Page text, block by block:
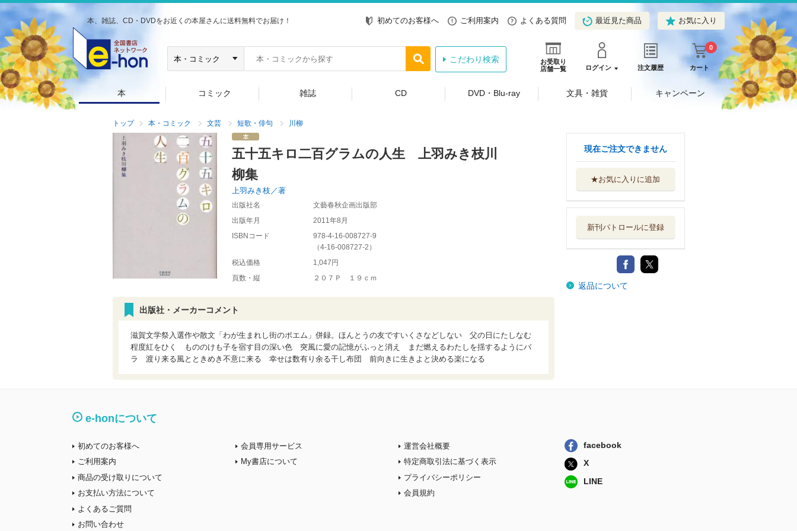
本、雑誌、CD・DVDをお近くの本屋さんに送料無料でお届け！ 初めてのお客様へ ご利用案内 よくある質問 最近見た商品 お気に入り
お受取り
店舗一覧
ログイン 注文履歴 カート
0
こだわり検索
本 コミック 雑誌 CD DVD・Blu-ray 文具・雑貨 キャンペーン
トップ 本・コミック 文芸 短歌・俳句 川柳
五十五キロ二百グラムの人生 上羽みき枝川
柳集
上羽みき枝／著
出版社名
文藝春秋企画出版部
出版年月
2011年8月
ISBNコード
978-4-16-008727-9
（4-16-008727-2 ）
税込価格
1,047円
頁数・縦
２０７Ｐ １９ｃｍ
出版社・メーカーコメント
滋賀文学祭入選作や散文「わが生まれし街のポエム」併録。ほんとうの友ですいくさなどしない 父の日にたしなむ
程度紅をひく もののけも子を宿す目の深い色 突風に愛の記憶がふっと消え まだ燃えるわたしを揺するようにバ
ラ 渡り来る風とときめき不意に来る 幸せは数有り余る干し布団 前向きに生きよと決める楽になる
現在ご注文できません
★お気に入りに追加
新刊パトロールに登録
返品について
e-honについて
初めてのお客様へ
ご利用案内
商品の受け取りについて
お支払い方法について
よくあるご質問
お問い合わせ
会員専用サービス
My書店について
運営会社概要
特定商取引法に基づく表示
プライバシーポリシー
会員規約
facebook
X
LINE